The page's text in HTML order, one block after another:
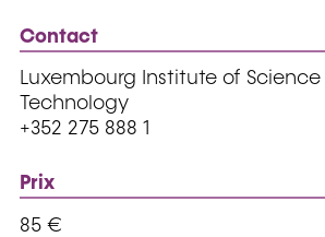
Contact
Luxembourg Institute of
Technology
+352 275 888 1
Prix
85 €